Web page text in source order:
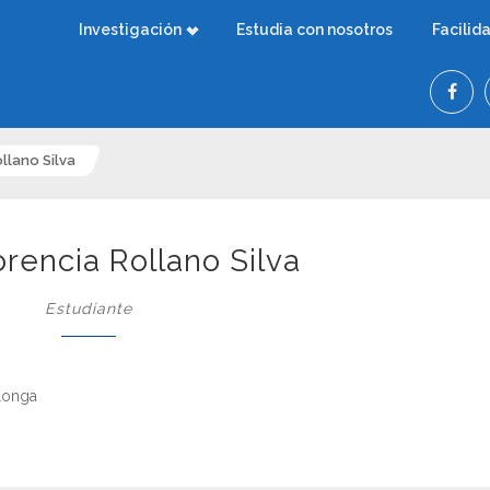
Investigación Estudia con nosotros
Silva
Rollano Silva
Estudiante